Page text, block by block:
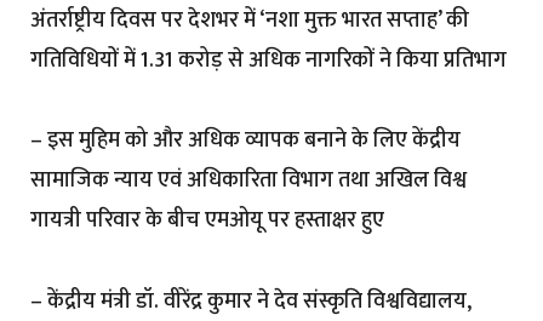
अंतर्राष्ट्रीय दिवस पर देशभर में ‘नशा मुक्त भारत सप्ताह’ की
गतिविधियों में 1.31 करोड़ से अधिक नागरिकों ने किया प्रतिभाग
– इस मुहिम को और अधिक व्यापक बनाने के लिए केंद्रीय
सामाजिक न्याय एवं अधिकारिता विभाग तथा अखिल विश्व
गायत्री परिवार के बीच एमओयू पर हस्ताक्षर हुए
– केंद्रीय मंत्री डॉ. वीरेंद्र कुमार ने देव संस्कृति विश्वविद्यालय,